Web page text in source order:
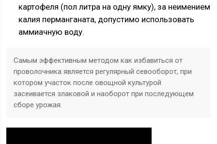
картофеля (пол литра на одну ямку), за неимением
калия перманганата, допустимо использовать
аммиачную воду.
Самым эффективным методом как избавиться от
проволочника является регулярный севооборот, при
котором участок после овощной культурой
засеивается злаковой и наоборот при последующем
сборе урожая.